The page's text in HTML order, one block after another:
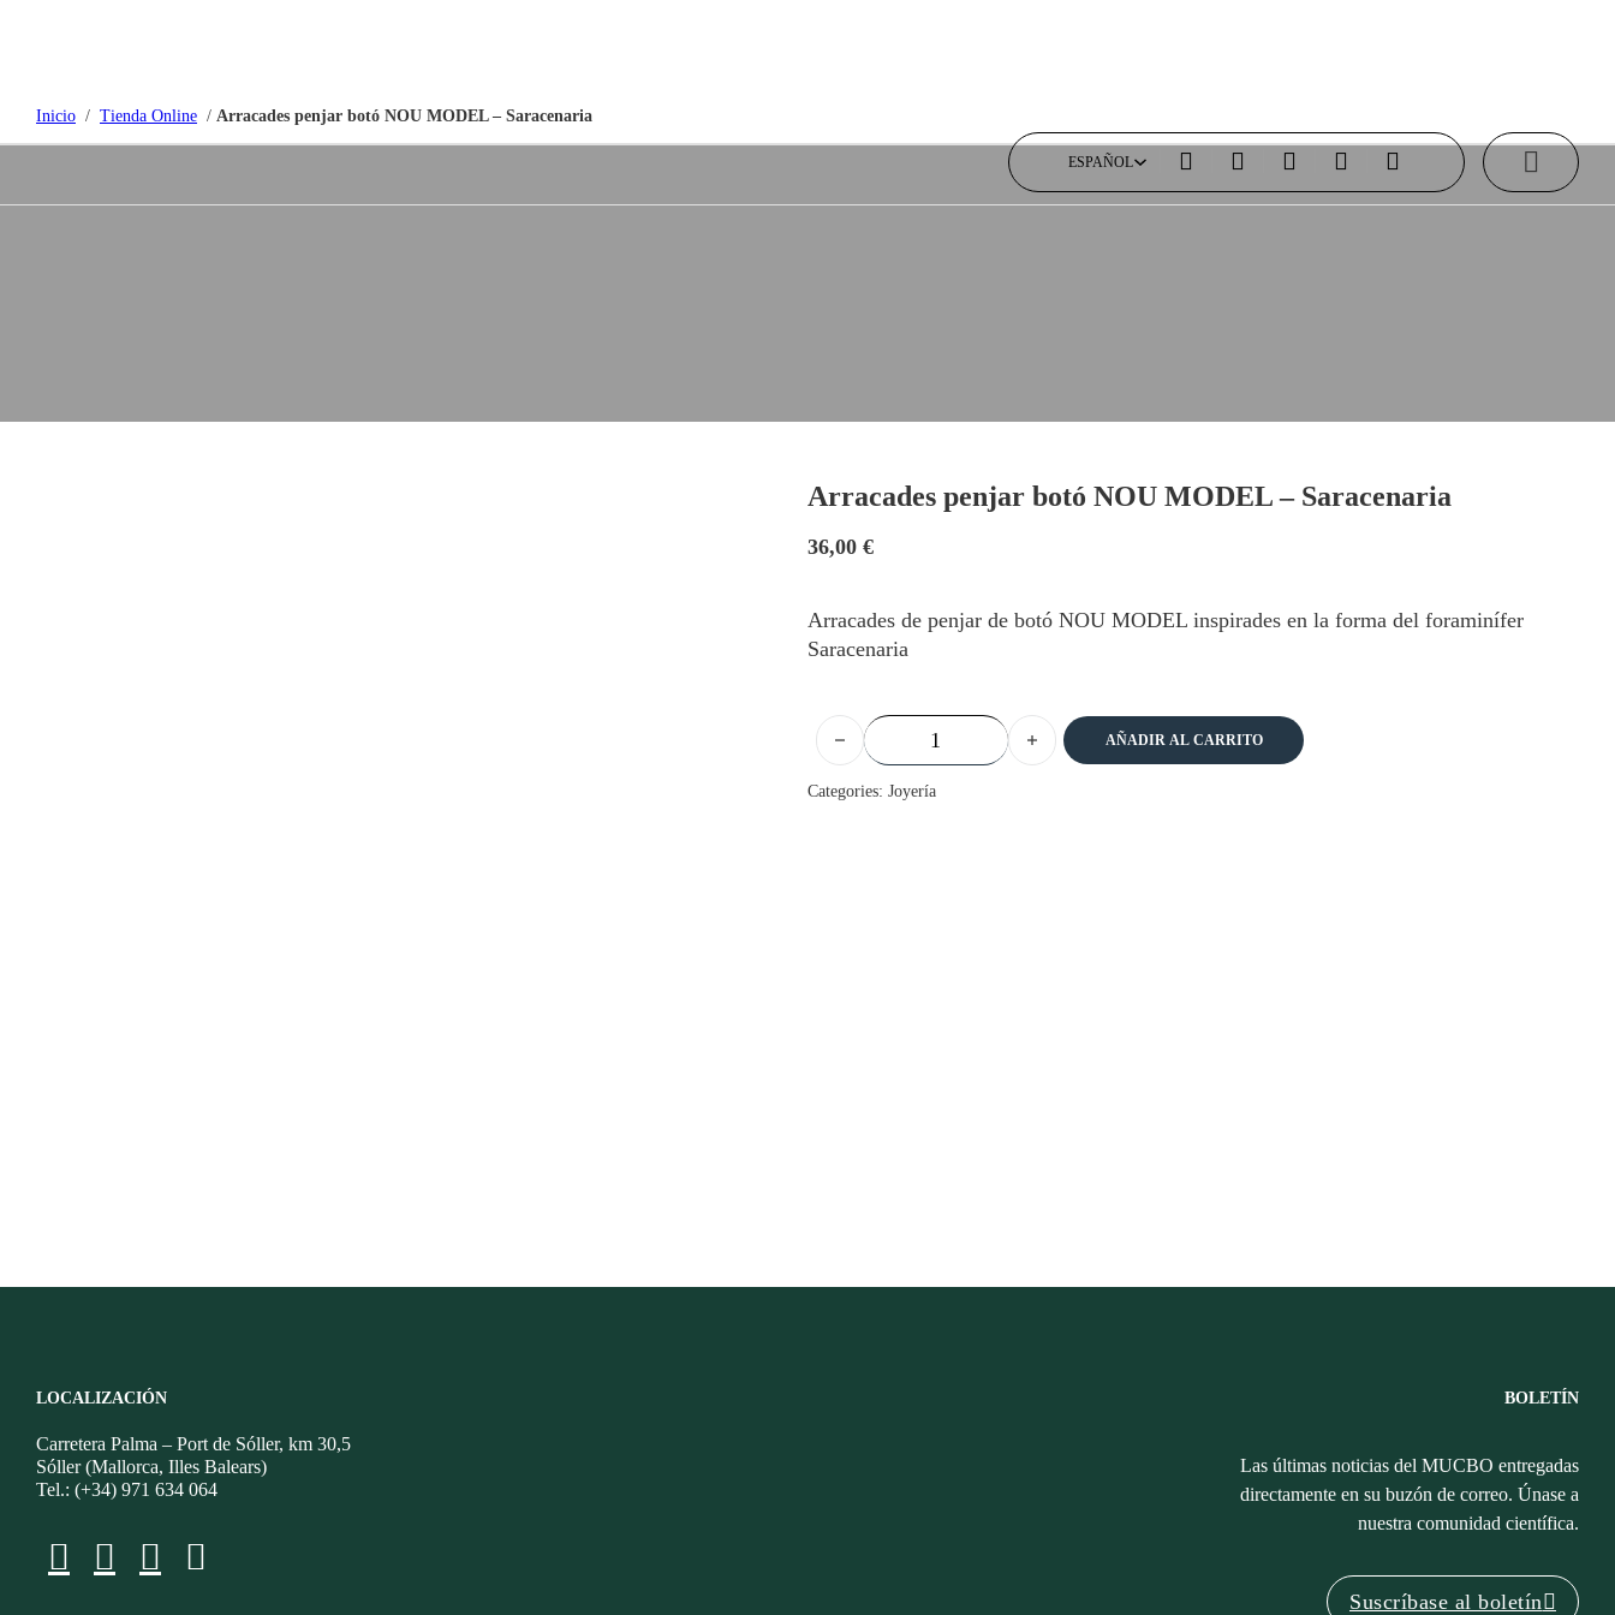
ESPAÑOL
Inicio / Tienda Online / Arracades penjar botó NOU MODEL – Saracenaria
Arracades penjar botó NOU MODEL – Saracenaria
36,00 €
Arracades de penjar de botó NOU MODEL inspirades en la forma del foraminífer
Saracenaria
Arracades penjar botó NOU MODEL - Saracenaria cantidad
AÑADIR AL CARRITO
Categories: Joyería
LOCALIZACIÓN
Carretera Palma – Port de Sóller, km 30,5
Sóller (Mallorca, Illes Balears)
Tel.: (+34) 971 634 064
BOLETÍN
Las últimas noticias del MUCBO entregadas
directamente en su buzón de correo. Únase a
nuestra comunidad científica.
Suscríbase al boletín